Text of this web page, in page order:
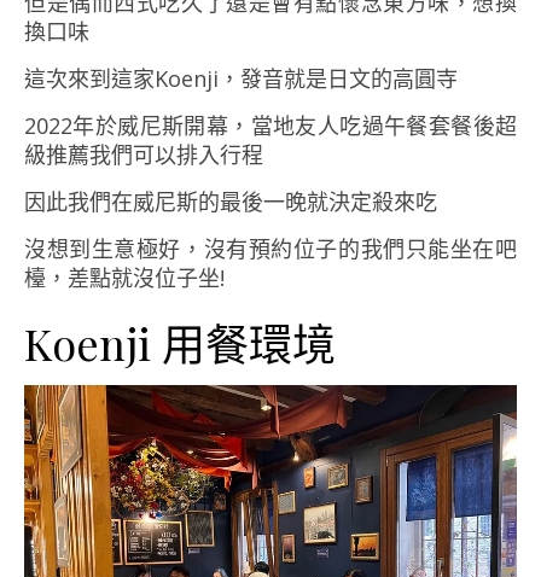
換口味
這次來到這家Koenji，發音就是日文的高圓寺
2022年於威尼斯開幕，當地友人吃過午餐套餐後超
級推薦我們可以排入行程
因此我們在威尼斯的最後一晚就決定殺來吃
沒想到生意極好，沒有預約位子的我們只能坐在吧
檯，差點就沒位子坐!
Koenji 用餐環境